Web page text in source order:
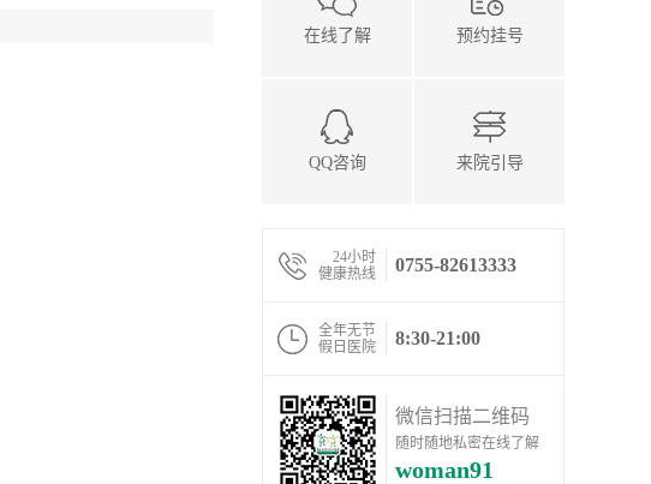
在线了解 预约挂号
QQ咨询 来院引导
24小时
健康热线
0755-82613333
全年无节
假日医院
8:30-21:00
微信扫描二维码
随时随地私密在线了解
woman91